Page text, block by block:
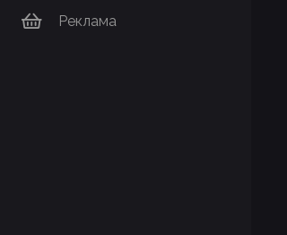
Реклама